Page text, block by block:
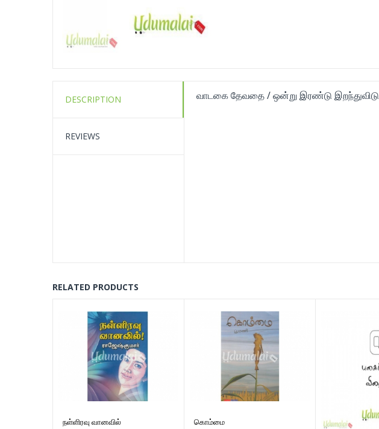
DESCRIPTION
REVIEWS
வாடகை தேவதை / ஒன்று இரண்டு இறந்துவிடு
RELATED PRODUCTS
நள்ளிரவு வானவில் கொம்மை